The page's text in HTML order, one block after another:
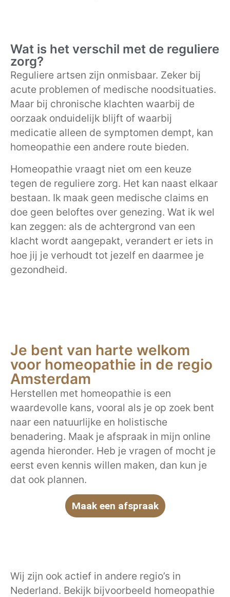
Wat is het verschil met de reguliere
zorg?
Reguliere artsen zijn onmisbaar. Zeker bij
acute problemen of medische noodsituaties.
Maar bij chronische klachten waarbij de
oorzaak onduidelijk blijft of waarbij
medicatie alleen de symptomen dempt, kan
homeopathie een andere route bieden.
Homeopathie vraagt niet om een keuze
tegen de reguliere zorg. Het kan naast elkaar
bestaan. Ik maak geen medische claims en
doe geen beloftes over genezing. Wat ik wel
kan zeggen: als de achtergrond van een
klacht wordt aangepakt, verandert er iets in
hoe jij je verhoudt tot jezelf en daarmee je
gezondheid.
Je bent van harte welkom
voor homeopathie in de regio
Amsterdam
Herstellen met homeopathie is een
waardevolle kans, vooral als je op zoek bent
naar een natuurlijke en holistische
benadering. Maak je afspraak in mijn online
agenda hieronder. Heb je vragen of mocht je
eerst even kennis willen maken, dan kun je
dat ook plannen.
Maak een afspraak
Wij zijn ook actief in andere regio’s in
Nederland. Bekijk bijvoorbeeld homeopathie